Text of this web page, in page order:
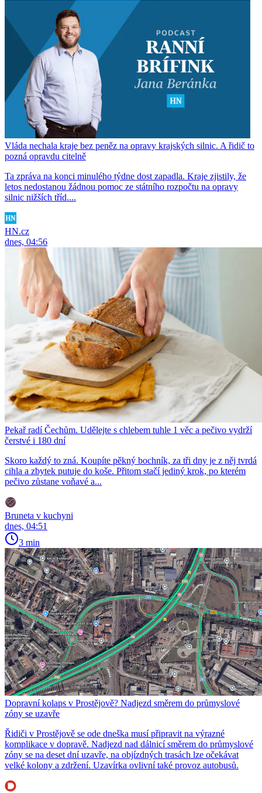
Vláda nechala kraje bez peněz na opravy krajských silnic. A řidič to
pozná opravdu citelně
Ta zpráva na konci minulého týdne dost zapadla. Kraje zjistily, že
letos nedostanou žádnou pomoc ze státního rozpočtu na opravy
silnic nižších tříd....
HN.cz
dnes, 04:56
Pekař radí Čechům. Udělejte s chlebem tuhle 1 věc a pečivo vydrží
čerstvé i 180 dní
Skoro každý to zná. Koupíte pěkný bochník, za tři dny je z něj tvrdá
cihla a zbytek putuje do koše. Přitom stačí jediný krok, po kterém
pečivo zůstane voňavé a...
Bruneta v kuchyni
dnes, 04:51
3 min
Dopravní kolaps v Prostějově? Nadjezd směrem do průmyslové
zóny se uzavře
Řidiči v Prostějově se ode dneška musí připravit na výrazné
komplikace v dopravě. Nadjezd nad dálnicí směrem do průmyslové
zóny se na deset dní uzavře, na objízdných trasách lze očekávat
velké kolony a zdržení. Uzavírka ovlivní také provoz autobusů.